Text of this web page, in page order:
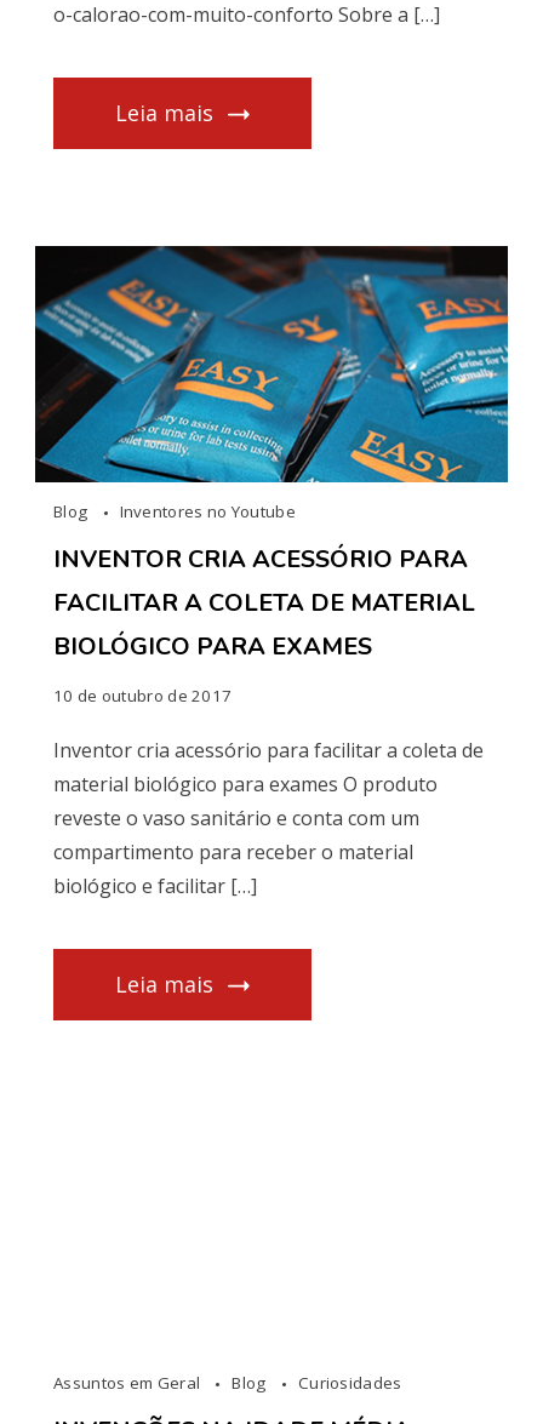
o-calorao-com-muito-conforto Sobre a […]
Leia mais
Blog Inventores no Youtube
INVENTOR CRIA ACESSÓRIO PARA
FACILITAR A COLETA DE MATERIAL
BIOLÓGICO PARA EXAMES
10 de outubro de 2017
Inventor cria acessório para facilitar a coleta de
material biológico para exames O produto
reveste o vaso sanitário e conta com um
compartimento para receber o material
biológico e facilitar […]
Leia mais
Assuntos em Geral Blog Curiosidades